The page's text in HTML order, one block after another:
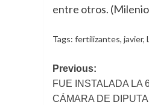
entre otros.
Tags: fertilizantes, javier,
Post
navigation
Previous:
FUE INSTALADA LA
CÁMARA DE